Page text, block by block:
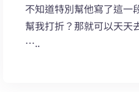
不知道特別幫他寫了這一
幫我打折？那就可以天天
…..